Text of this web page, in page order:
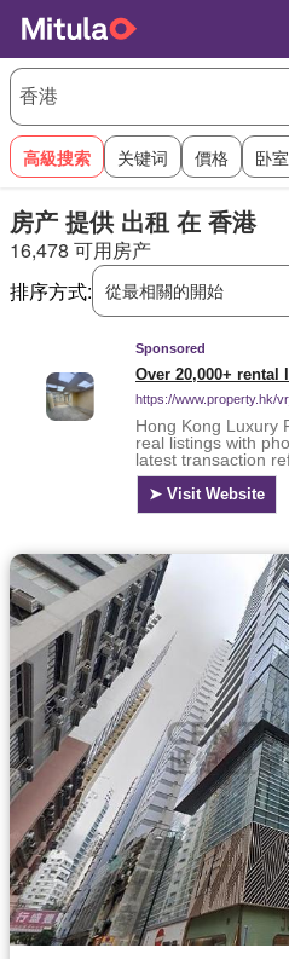
高級搜索 关键词 價格 卧室
房产 提供 出租 在 香港
16,478 可用房产
排序方式: 從最相關的開始